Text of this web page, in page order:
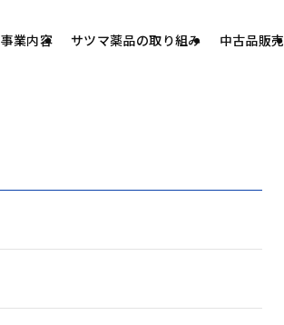
事業内容 サツマ薬品の取り組み 中古品販売